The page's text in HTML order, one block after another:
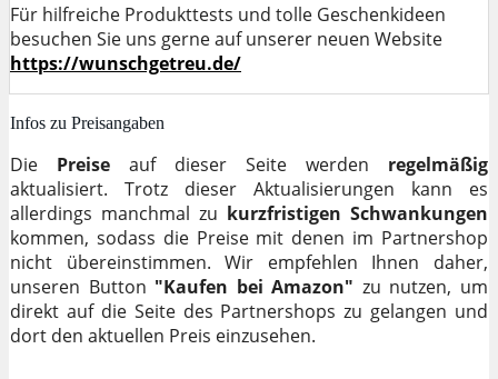
Für hilfreiche Produkttests und tolle Geschenkideen
besuchen Sie uns gerne auf unserer neuen Website
https://wunschgetreu.de/
Infos zu Preisangaben
Die Preise auf dieser Seite werden regelmäßig
aktualisiert. Trotz dieser Aktualisierungen kann es
allerdings manchmal zu kurzfristigen Schwankungen
kommen, sodass die Preise mit denen im Partnershop
nicht übereinstimmen. Wir empfehlen Ihnen daher,
unseren Button "Kaufen bei Amazon" zu nutzen, um
direkt auf die Seite des Partnershops zu gelangen und
dort den aktuellen Preis einzusehen.